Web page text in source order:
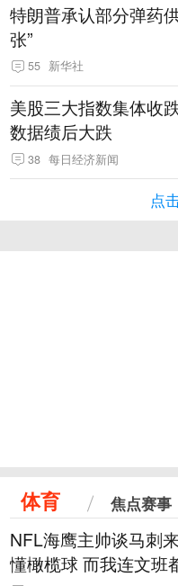
特朗普承认部分弹药
张”
55 新华社
美股三大指数集体收
数据绩后大跌
38 每日经济新闻
点
体育 焦点赛事
NFL海鹰主帅谈马刺
懂橄榄球 而我连文班